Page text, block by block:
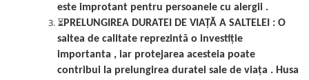
este improtant pentru persoanele cu alergii .
⏳PRELUNGIREA DURATEI DE VIAȚĂ A SALTELEI : O
saltea de calitate reprezintă o investiție
importanta , iar protejarea acesteia poate
contribui la prelungirea duratei sale de viața . Husa